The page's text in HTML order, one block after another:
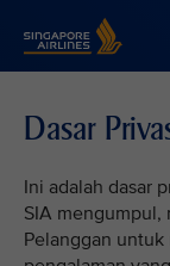
Dasar
Ini adalah dasar
SIA mengumpul,
Pelanggan